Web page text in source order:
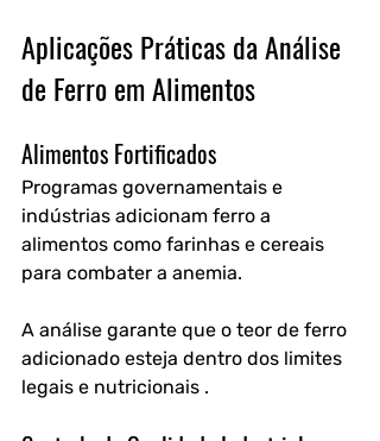
Aplicações Práticas da Análise
de Ferro em Alimentos
Alimentos Fortificados
Programas governamentais e
indústrias adicionam ferro a
alimentos como farinhas e cereais
para combater a anemia.
A análise garante que o teor de ferro
adicionado esteja dentro dos limites
legais e nutricionais .